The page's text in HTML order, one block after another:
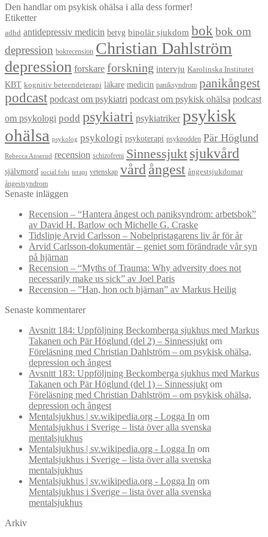
Den handlar om psykisk ohälsa i alla dess former!
Etiketter
adhd antidepressiv medicin betyg bipolär sjukdom bok bok om
depression bokrecension Christian Dahlström
depression forskare forskning intervju Karolinska Institutet
KBT kognitiv beteendeterapi läkare medicin paniksyndrom panikångest
podcast podcast om psykiatri podcast om psykisk ohälsa podcast
om psykologi podd psykiatri psykiatriker psykisk
ohälsa psykolog psykologi psykoterapi psykpodden Pär Höglund
Rebecca Anserud recension schizofreni Sinnessjukt sjukvård
självmord social fobi terapi vetenskap vård ångest ångestsjukdomar
ångestsyndrom
Senaste inläggen
Recension – “Hantera ångest och paniksyndrom: arbetsbok”
av David H. Barlow och Michelle G. Craske
Tidslinje Arvid Carlsson – Nobelpristagarens liv år för år
Arvid Carlsson-dokumentär – geniet som förändrade vår syn
på hjärnan
Recension – “Myths of Trauma: Why adversity does not
necessarily make us sick” av Joel Paris
Recension – ”Han, hon och hjärnan” av Markus Heilig
Senaste kommentarer
Avsnitt 184: Uppföljning Beckomberga sjukhus med Markus
Takanen och Pär Höglund (del 2) – Sinnessjukt om
Föreläsning med Christian Dahlström – om psykisk ohälsa,
depression och ångest
Avsnitt 183: Uppföljning Beckomberga sjukhus med Markus
Takanen och Pär Höglund (del 1) – Sinnessjukt om
Föreläsning med Christian Dahlström – om psykisk ohälsa,
depression och ångest
Mentalsjukhus | sv.wikipedia.org - Logga In om
Mentalsjukhus i Sverige – lista över alla svenska
mentalsjukhus
Mentalsjukhus | sv.wikipedia.org - Logga In om
Mentalsjukhus i Sverige – lista över alla svenska
mentalsjukhus
Mentalsjukhus | sv.wikipedia.org - Logga In om
Mentalsjukhus i Sverige – lista över alla svenska
mentalsjukhus
Arkiv